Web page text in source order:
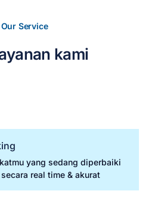
Our Service
kami
yang sedang diperbaiki
real time & akurat